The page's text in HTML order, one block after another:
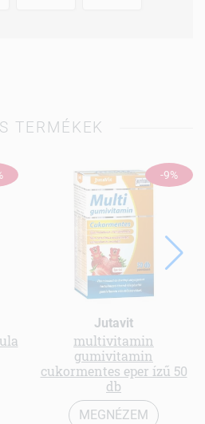
TERMÉKEK
-9%
Jutavit
multivitamin
gumivitamin
cukormentes eper ízű 50
db
MEGNÉZEM